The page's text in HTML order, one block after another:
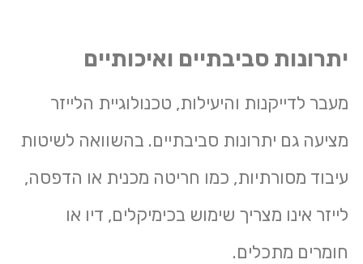
יתרונות סביבתיים ואיכותיים
מעבר לדייקנות והיעילות, טכנולוגיית הלייזר
מציעה גם יתרונות סביבתיים. בהשוואה לשיטות
עיבוד מסורתיות, כמו חריטה מכנית או הדפסה,
לייזר אינו מצריך שימוש בכימיקלים, דיו או
חומרים מתכלים.